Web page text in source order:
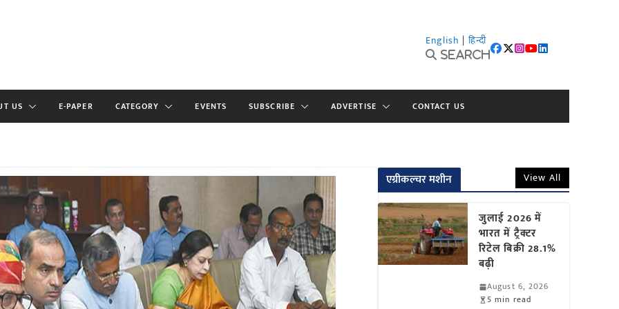
English | हिन्दी
Search
US E-PAPER CATEGORY EVENTS SUBSCRIBE ADVERTISE CONTACT US
एग्रीकल्चर मशीन View All
जुलाई 2026 में
भारत में ट्रैक्टर
रिटेल बिक्री 28.1%
बढ़ी
August 6, 2026
5 min read